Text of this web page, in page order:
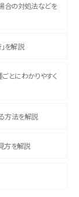
合の対処法などを
を解説
とにわかりやすく
方法を解説
方を解説